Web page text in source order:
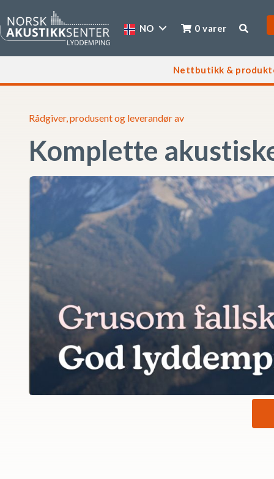
NO 0 varer
Nettbutikk &
Rådgiver, produsent og leverandør av
Komplette